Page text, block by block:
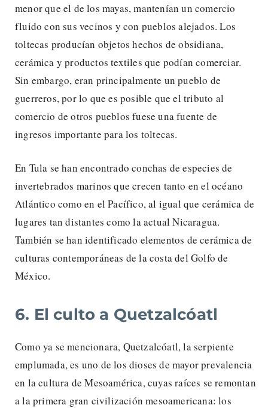
menor que el de los mayas, mantenían un comercio
fluido con sus vecinos y con pueblos alejados. Los
toltecas producían objetos hechos de obsidiana,
cerámica y productos textiles que podían comerciar.
Sin embargo, eran principalmente un pueblo de
guerreros, por lo que es posible que el tributo al
comercio de otros pueblos fuese una fuente de
ingresos importante para los toltecas.
En Tula se han encontrado conchas de especies de
invertebrados marinos que crecen tanto en el océano
Atlántico como en el Pacífico, al igual que cerámica de
lugares tan distantes como la actual Nicaragua.
También se han identificado elementos de cerámica de
culturas contemporáneas de la costa del Golfo de
México.
6. El culto a Quetzalcóatl
Como ya se mencionara, Quetzalcóatl, la serpiente
emplumada, es uno de los dioses de mayor prevalencia
en la cultura de Mesoamérica, cuyas raíces se remontan
a la primera gran civilización mesoamericana: los